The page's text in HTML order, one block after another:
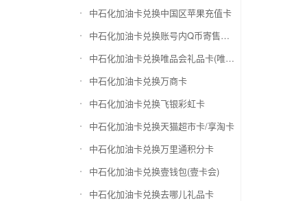
中石化加油卡兑换中国区苹果充值卡
中石化加油卡兑换账号内Q币寄售（维护中）
中石化加油卡兑换唯品会礼品卡(唯品卡)
中石化加油卡兑换万商卡
中石化加油卡兑换飞银彩虹卡
中石化加油卡兑换天猫超市卡/享淘卡
中石化加油卡兑换万里通积分卡
中石化加油卡兑换壹钱包(壹卡会)
中石化加油卡兑换去哪儿礼品卡